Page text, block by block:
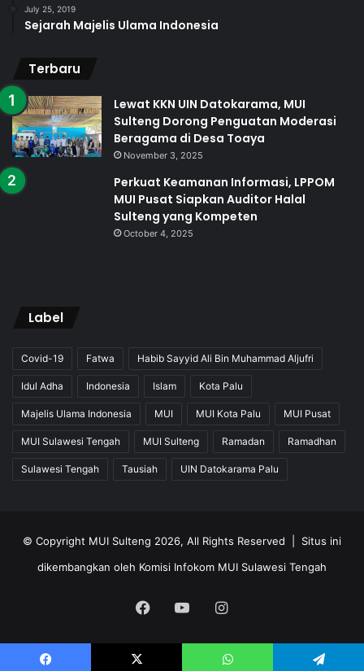
July 25, 2019
Sejarah Majelis Ulama Indonesia
Terbaru
Lewat KKN UIN Datokarama, MUI
Sulteng Dorong Penguatan Moderasi
Beragama di Desa Toaya
November 3, 2025
Perkuat Keamanan Informasi, LPPOM
MUI Pusat Siapkan Auditor Halal
Sulteng yang Kompeten
October 4, 2025
Label
Covid-19 Fatwa Habib Sayyid Ali Bin Muhammad Aljufri
Idul Adha Indonesia Islam Kota Palu
Majelis Ulama Indonesia MUI MUI Kota Palu MUI Pusat
MUI Sulawesi Tengah MUI Sulteng Ramadan Ramadhan
Sulawesi Tengah Tausiah UIN Datokarama Palu
© Copyright MUI Sulteng 2026, All Rights Reserved | Situs ini
dikembangkan oleh Komisi Infokom MUI Sulawesi Tengah
Facebook
YouTubeInstagram